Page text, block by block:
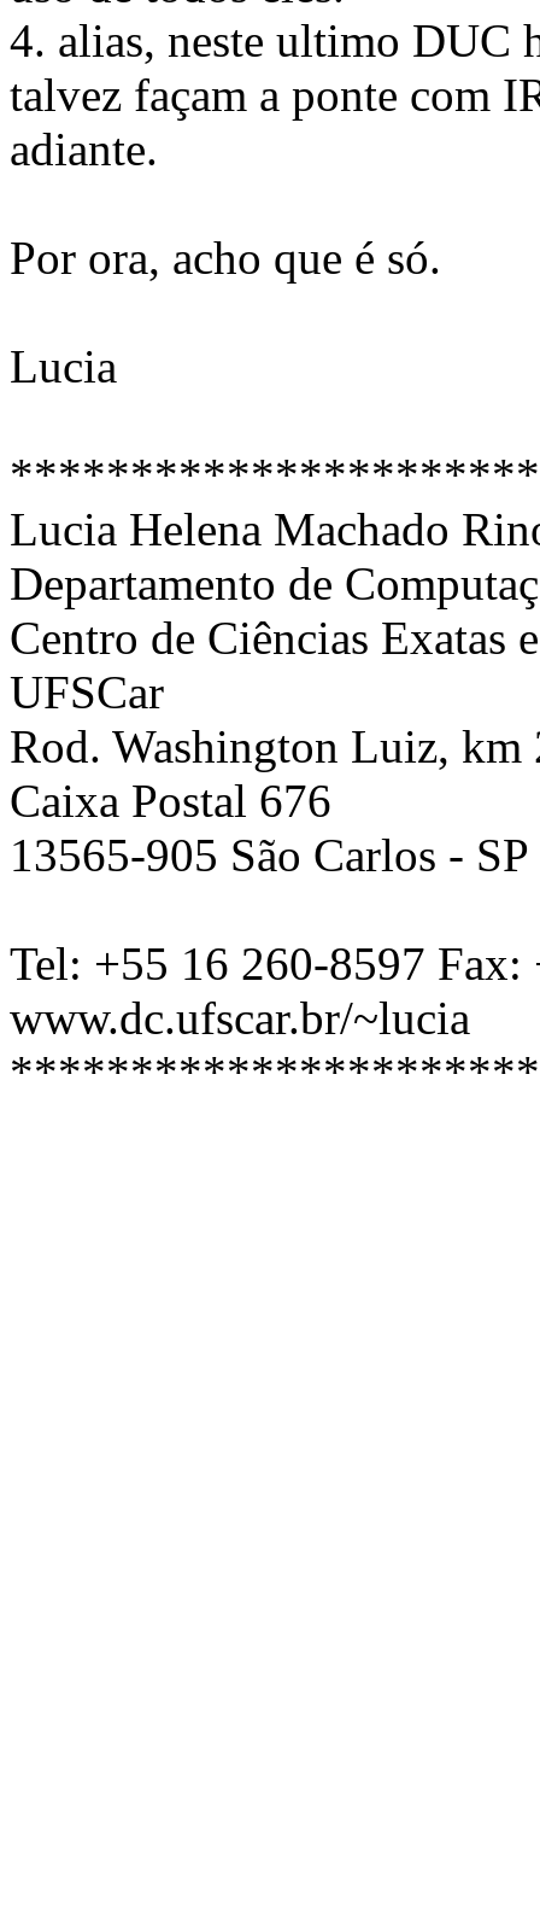
4. alias, neste ultimo DUC
talvez façam a ponte com
adiante.
Por ora, acho que é só.
Lucia
Lucia Helena Machado
Departamento de
Centro de Ciências Exatas
UFSCar
Rod. Washington Luiz,
Caixa Postal 676
13565-905 São Carlos -
Tel: +55 16 260-8597
www.dc.ufscar.br/~lucia